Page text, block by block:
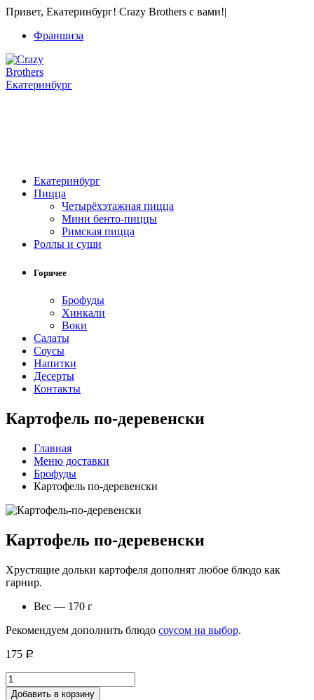
Привет, Екатеринбург! Crazy Brothers с вами!|
Франшиза
Екатеринбург
Екатеринбург
Пицца
Четырёхэтажная пицца
Мини бенто-пиццы
Римская пицца
Роллы и суши
Горячее
Брофуды
Хинкали
Воки
Салаты
Соусы
Напитки
Десерты
Контакты
Картофель по-деревенски
Главная
Меню доставки
Брофуды
Картофель по-деревенски
Картофель по-деревенски
Хрустящие дольки картофеля дополнят любое блюдо как
гарнир.
Вес — 170 г
Рекомендуем дополнить блюдо соусом на выбор.
175 Р
Добавить в корзину